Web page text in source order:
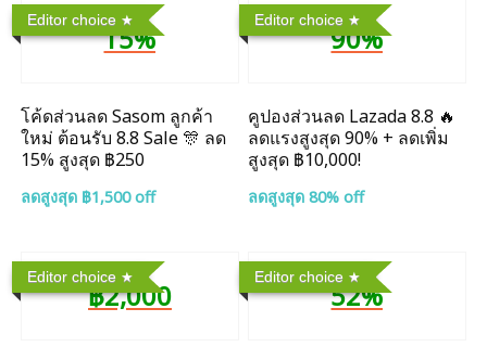
Editor choice
15%
โค้ดส่วนลด Sasom ลูกค้า
ใหม่ ต้อนรับ 8.8 Sale 🎊 ลด
15% สูงสุด ฿250
ลดสูงสุด ฿1,500 off
Editor choice
90%
คูปองส่วนลด Lazada 8.8 🔥
ลดแรงสูงสุด 90% + ลดเพิ่ม
สูงสุด ฿10,000!
ลดสูงสุด 80% off
Editor choice
฿2,000
Editor choice
52%